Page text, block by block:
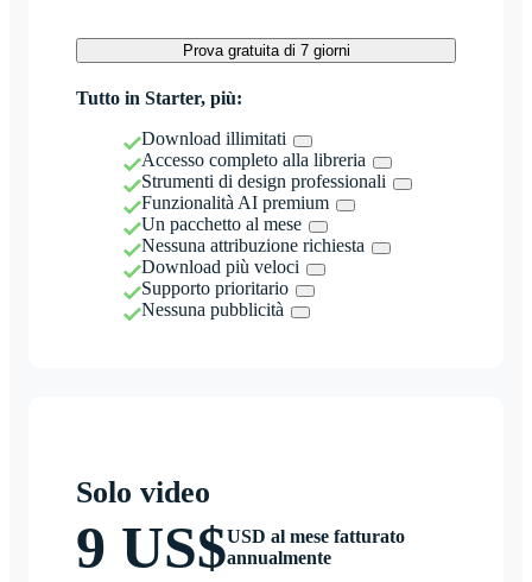
Prova gratuita di 7 giorni
Tutto in Starter, più:
Download illimitati
Accesso completo alla libreria
Strumenti di design professionali
Funzionalità AI premium
Un pacchetto al mese
Nessuna attribuzione richiesta
Download più veloci
Supporto prioritario
Nessuna pubblicità
Solo video
9 US$USD al mese fatturato
annualmente